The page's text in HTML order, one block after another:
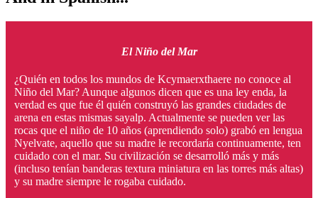
El Niño del Mar
¿Quién en todos los mundos de Kcymaerxthaere no conoce al
Niño del Mar? Aunque algunos dicen que es una ley enda, la
verdad es que fue él quién construyó las grandes ciudades de
arena en estas mismas sayalp. Actualmente se pueden ver las
rocas que el niño de 10 años (aprendiendo solo) grabó en lengua
Nyelvate, aquello que su madre le recordaría continuamente, ten
cuidado con el mar. Su civilización se desarrolló más y más
(incluso tenían banderas textura miniatura en las torres más altas)
y su madre siempre le rogaba cuidado.